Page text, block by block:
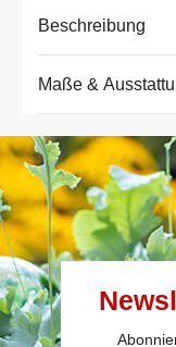
Beschreibung
Maße &